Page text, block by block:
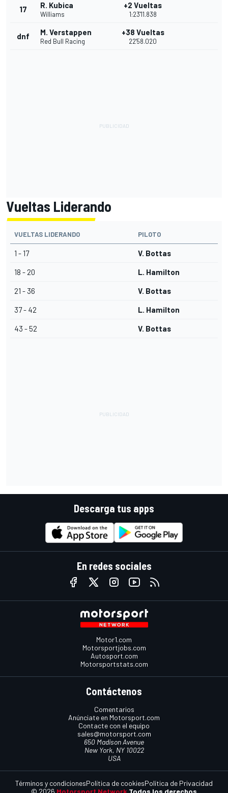
17 R. Kubica
Williams
+2 Vueltas
1:23'11.838
dnf M. Verstappen
Red Bull Racing
+38 Vueltas
22'58.020
Vueltas Liderando
VUELTAS LIDERANDO PILOTO
1 - 17 V. Bottas
18 - 20 L. Hamilton
21 - 36 V. Bottas
37 - 42 L. Hamilton
43 - 52 V. Bottas
Descarga tus apps
En redes sociales
Motor1.com
Motorsportjobs.com
Autosport.com
Motorsportstats.com
Contáctenos
Comentarios
Anúnciate en Motorsport.com
Contacte con el equipo
sales@motorsport.com
650 Madison Avenue
New York, NY 10022
USA
© 2026 Motorsport Network Todos los derechos
Términos y condicionesPolítica de cookiesPolítica de Privacidad